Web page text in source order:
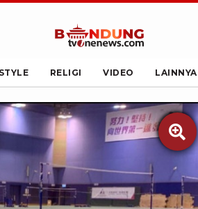
RELIGI VIDEO LAINNYA
